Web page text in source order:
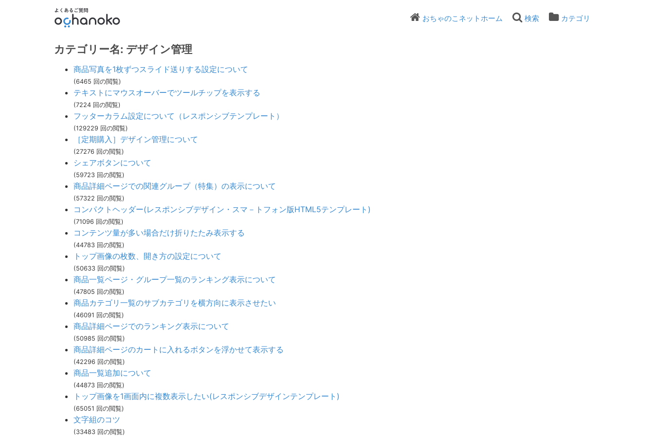
おちゃのこネットホーム 検索 カテゴリ
カテゴリー名: デザイン管理
商品写真を1枚ずつスライド送りする設定について
(6465 回の閲覧)
テキストにマウスオーバーでツールチップを表示する
(7224 回の閲覧)
フッターカラム設定について（レスポンシブテンプレート）
(129229 回の閲覧)
［定期購入］デザイン管理について
(27276 回の閲覧)
シェアボタンについて
(59723 回の閲覧)
商品詳細ページでの関連グループ（特集）の表示について
(57322 回の閲覧)
コンパクトヘッダー(レスポンシブデザイン・スマ－トフォン版HTML5テンプレート)
(71096 回の閲覧)
コンテンツ量が多い場合だけ折りたたみ表示する
(44783 回の閲覧)
トップ画像の枚数、開き方の設定について
(50633 回の閲覧)
商品一覧ページ・グループ一覧のランキング表示について
(47805 回の閲覧)
商品カテゴリ一覧のサブカテゴリを横方向に表示させたい
(46091 回の閲覧)
商品詳細ページでのランキング表示について
(50985 回の閲覧)
商品詳細ページのカートに入れるボタンを浮かせて表示する
(42296 回の閲覧)
商品一覧追加について
(44873 回の閲覧)
トップ画像を1画面内に複数表示したい(レスポンシブデザインテンプレート)
(65051 回の閲覧)
文字組のコツ
(33483 回の閲覧)